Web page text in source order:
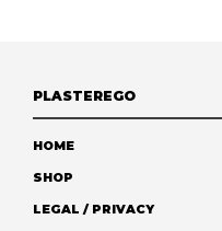
PLASTEREGO
HOME
SHOP
LEGAL / PRIVACY